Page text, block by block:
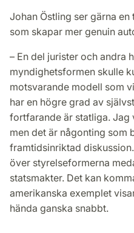
Johan Östling ser gärna
som skapar mer genuin
– En del jurister och andra
myndighetsformen skulle
motsvarande modell som
har en högre grad av
fortfarande är statliga. Jag
men det är någonting som
framtidsinriktad
över styrelseformerna
statsmakter. Det kan
amerikanska exemplet
hända ganska snabbt.